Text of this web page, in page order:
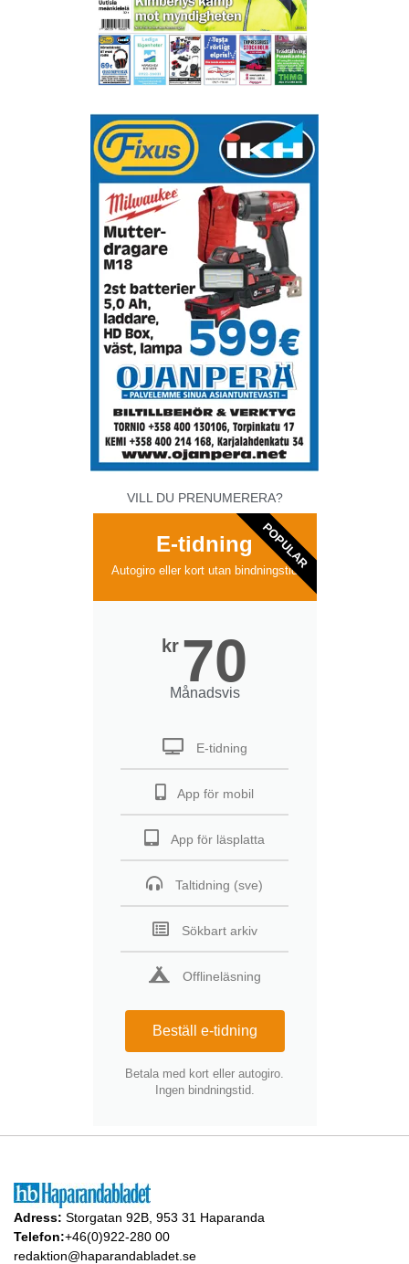
VILL DU PRENUMERERA?
E-tidning
Autogiro eller kort utan bindningstid
kr 70
Månadsvis
E-tidning
App för mobil
App för läsplatta
Taltidning (sve)
Sökbart arkiv
Offlineläsning
Beställ e-tidning
Betala med kort eller autogiro.
Ingen bindningstid.
POPULAR
Adress: Storgatan 92B, 953 31 Haparanda
Telefon:+46(0)922-280 00
redaktion@haparandabladet.se